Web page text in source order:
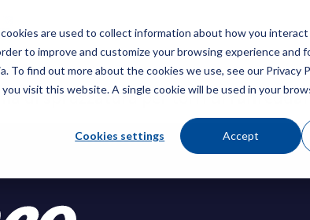
are used to collect information about how you
to improve and customize your browsing experience and
find out more about the cookies we use, see our Privacy
visit this website. A single cookie will be used in your
Cookies settings Accept
di spruzzatura per torri di